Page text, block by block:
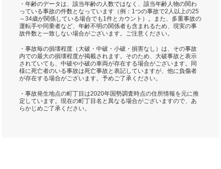
・年齢のデータは、該当年齢の人数ではなく、該当年齢人物の関わ
っている事故の件数となっています（例：1つの事故で2人以上の25
～34歳が関係している場合でも1件とカウント）。また、多重事故の
運転手や同乗者など、年齢不明の関係者も含まれるため、現実の事
故件数と一致しない場合がございます。ご注意ください。
・事故毎の損壊程度（大破・中破・小破・損害なし）は、その事故
内での最大の損壊程度が掲載されます。そのため、大破事故と表示
されていても、中破や小破の車両が存在する場合がございます。同
様に死亡者のいる事故は死亡事故と表記していますが、他に負傷者
が存在する場合がございます。予めご了承ください。
・事故発生地点の町丁目は2020年国勢調査時点の住所情報を元に推
定しています。現在の町丁目名と異なる場合がございますので、あ
らかじめご了承ください。